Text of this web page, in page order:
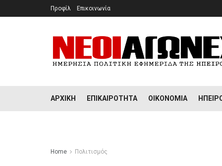
Προφίλ Επικοινωνία
ΑΡΧΙΚΉ ΕΠΙΚΑΙΡΌΤΗΤΑ ΟΙΚΟΝΟΜΊΑ
Home Πολιτισμός